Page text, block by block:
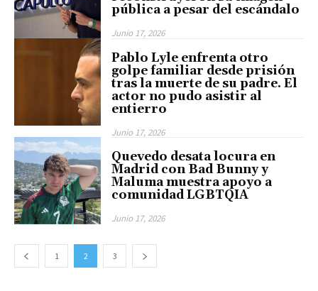
pública a pesar del escándalo
Junio 17, 2026
Pablo Lyle enfrenta otro
golpe familiar desde prisión
tras la muerte de su padre. El
actor no pudo asistir al
entierro
Junio 17, 2026
Quevedo desata locura en
Madrid con Bad Bunny y
Maluma muestra apoyo a
comunidad LGBTQIA
Junio 17, 2026
1 2 3